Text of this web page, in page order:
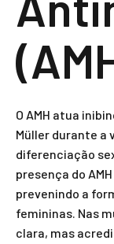
O AMH atua
Müller durante a
diferenciação
presença do
prevenindo a
femininas. Nas
clara, mas